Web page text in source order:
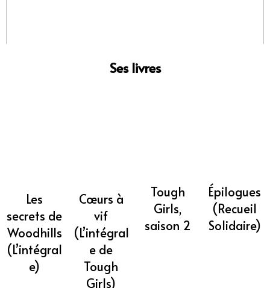
Ses livres
Les
secrets de
Woodhills
(L’intégral
e)
Cœurs à
vif
(L’intégral
e de
Tough
Girls)
Tough
Girls,
saison 2
Épilogues
(Recueil
Solidaire)